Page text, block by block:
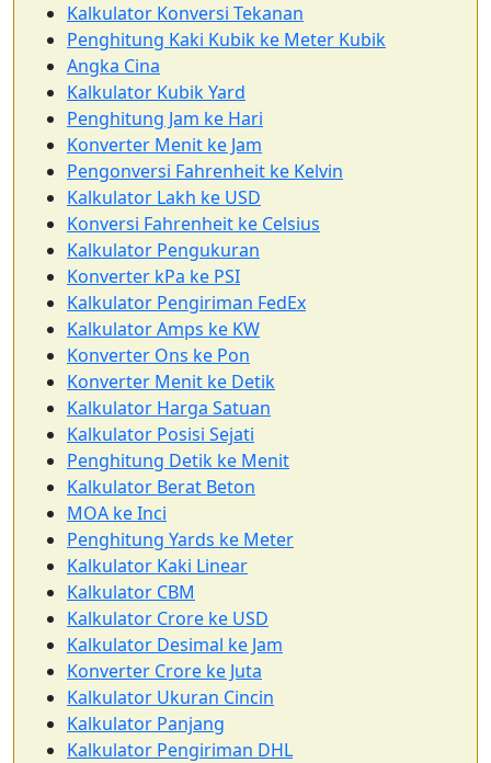
Kalkulator Konversi Tekanan
Penghitung Kaki Kubik ke Meter Kubik
Angka Cina
Kalkulator Kubik Yard
Penghitung Jam ke Hari
Konverter Menit ke Jam
Pengonversi Fahrenheit ke Kelvin
Kalkulator Lakh ke USD
Konversi Fahrenheit ke Celsius
Kalkulator Pengukuran
Konverter kPa ke PSI
Kalkulator Pengiriman FedEx
Kalkulator Amps ke KW
Konverter Ons ke Pon
Konverter Menit ke Detik
Kalkulator Harga Satuan
Kalkulator Posisi Sejati
Penghitung Detik ke Menit
Kalkulator Berat Beton
MOA ke Inci
Penghitung Yards ke Meter
Kalkulator Kaki Linear
Kalkulator CBM
Kalkulator Crore ke USD
Kalkulator Desimal ke Jam
Konverter Crore ke Juta
Kalkulator Ukuran Cincin
Kalkulator Panjang
Kalkulator Pengiriman DHL